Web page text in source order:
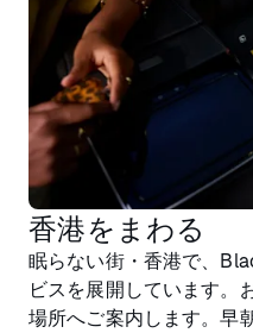
香港をまわる
眠らない街・香港で、
ビスを展開しています。
場所へご案内します。早